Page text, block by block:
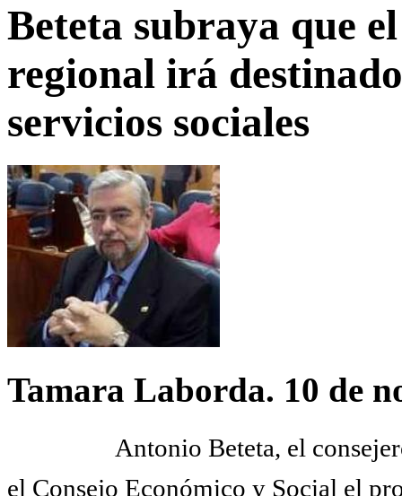
Beteta subraya que
regional irá
servicios sociales
Tamara Laborda. 10 de
Antonio Beteta, el
el Consejo Económico y Social el